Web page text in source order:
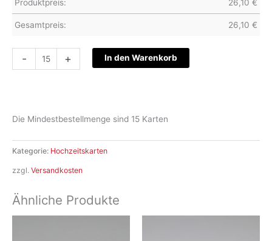
Produktpreis: 26,10 €
Gesamtpreis: 26,10 €
-
Hochzeitskarte
S19-
+ In den Warenkorb
Die Mindestbestellmenge sind 15 Karten
Kategorie: Hochzeitskarten
zzgl. Versandkosten
Ähnliche Produkte